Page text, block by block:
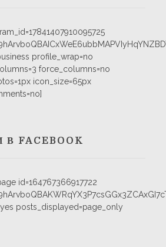
profile_wrap=no
force_columns=no
icon_size=65px
В FACEBOOK
id=164767366917722
posts_displayed=page_only